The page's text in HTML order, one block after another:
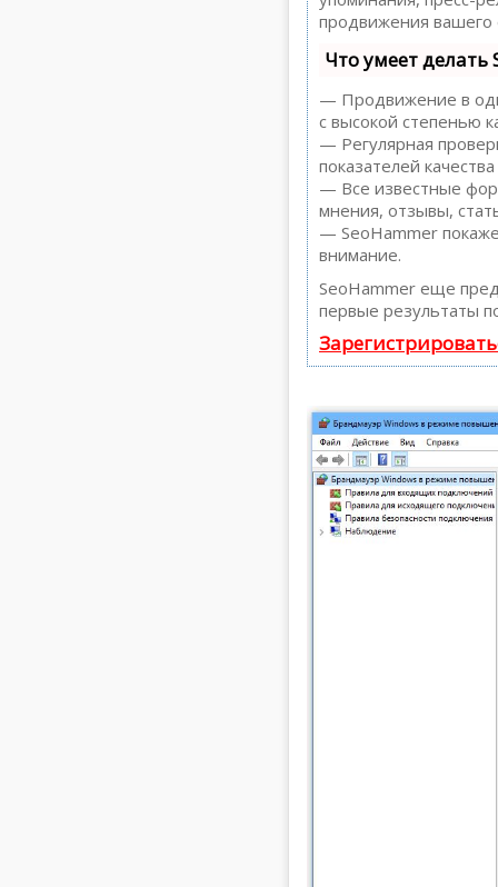
продвижения вашего
Что умеет делать
— Продвижение в
с высокой степенью
— Регулярная
показателей
— Все известные
мнения, отзывы,
— SeoHammer
внимание.
SeoHammer еще
первые результаты